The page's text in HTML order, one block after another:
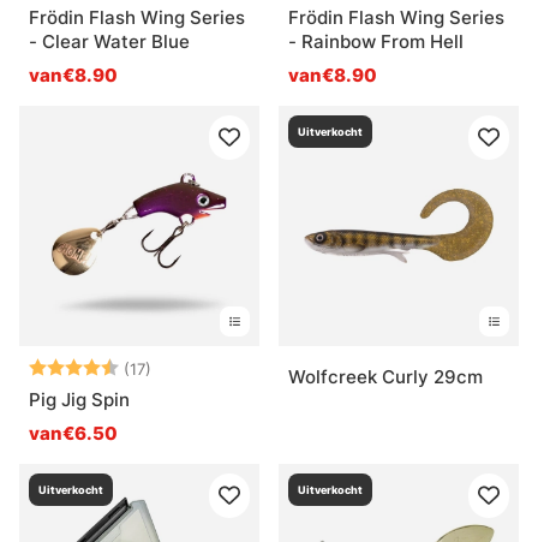
Frödin Flash Wing Series
- Clear Water Blue
van€8.90
Frödin Flash Wing Series
- Rainbow From Hell
van€8.90
Beoordeling:
(17)
Pig Jig Spin
van€6.50
Uitverkocht
Wolfcreek Curly 29cm
Uitverkocht Uitverkocht